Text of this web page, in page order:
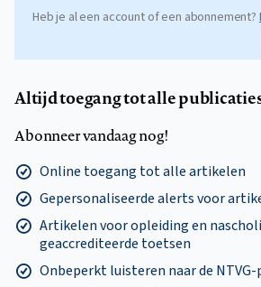
Heb je al een account of een abonnement?
Altijd toegang tot alle
Abonneer vandaag nog!
Online toegang tot alle artikelen
Gepersonaliseerde alerts voor
Artikelen voor opleiding en
geaccrediteerde toetsen
Onbeperkt luisteren naar de